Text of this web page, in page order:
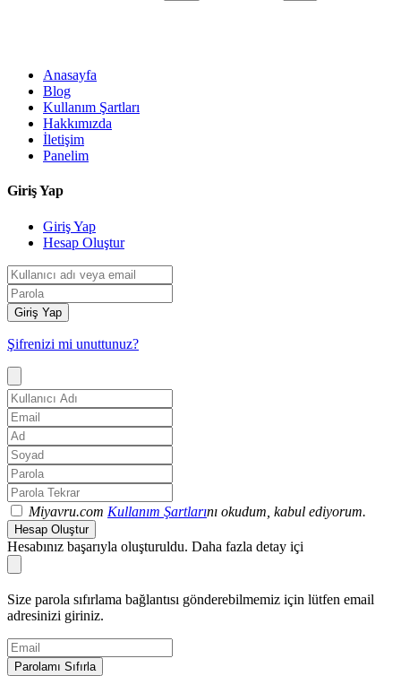
Anasayfa
Blog
Kullanım Şartları
Hakkımızda
İletişim
Panelim
Giriş Yap
Giriş Yap
Hesap Oluştur
Giriş Yap
Şifrenizi mi unuttunuz?
Miyavru.com Kullanım Şartlarını okudum, kabul ediyorum.
Hesap Oluştur
Hesabınız başarıyla oluşturuldu. Daha fazla detay içi
Size parola sıfırlama bağlantısı gönderebilmemiz için lütfen email
adresinizi giriniz.
Parolamı Sıfırla